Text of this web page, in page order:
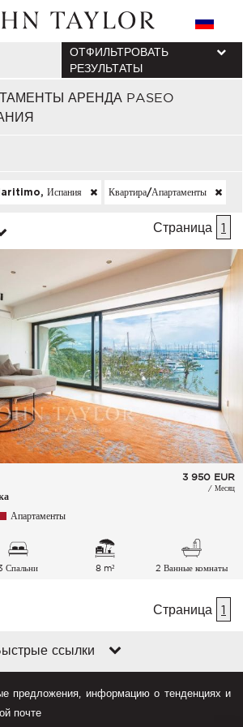
АРЕНДА PASEO
ОТФИЛЬТРОВАТЬ
РЕЗУЛЬТАТЫ
Испания Квартира/апартаменты
Страница 1
3 950 EUR
/ Месяц
Апартаменты
Спальни 8 m² 2 Ванные комнаты
Страница 1
ссылки
предложения, информацию о тенденциях и
почте